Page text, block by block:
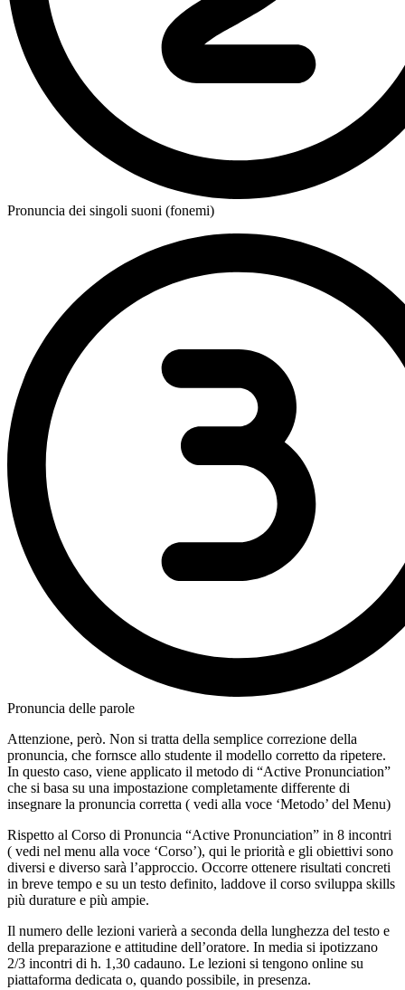
Pronuncia dei singoli suoni (fonemi)
Pronuncia delle parole
Attenzione, però. Non si tratta della semplice correzione della
pronuncia, che fornsce allo studente il modello corretto da ripetere.
In questo caso, viene applicato il metodo di “Active Pronunciation”
che si basa su una impostazione completamente differente di
insegnare la pronuncia corretta ( vedi alla voce ‘Metodo’ del Menu)
Rispetto al Corso di Pronuncia “Active Pronunciation” in 8 incontri
( vedi nel menu alla voce ‘Corso’), qui le priorità e gli obiettivi sono
diversi e diverso sarà l’approccio. Occorre ottenere risultati concreti
in breve tempo e su un testo definito, laddove il corso sviluppa skills
più durature e più ampie.
Il numero delle lezioni varierà a seconda della lunghezza del testo e
della preparazione e attitudine dell’oratore. In media si ipotizzano
2/3 incontri di h. 1,30 cadauno. Le lezioni si tengono online su
piattaforma dedicata o, quando possibile, in presenza.